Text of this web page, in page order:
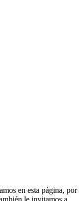
en esta página, por
le invitamos a